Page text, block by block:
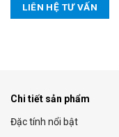
LIÊN HỆ TƯ VẤN
Chi tiết sản phẩm
Đặc tính nổi bật